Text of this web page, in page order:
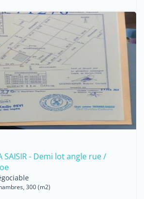
SAISIR - Demi lot angle rue /
300 (m2)